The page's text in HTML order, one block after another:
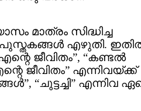
മാത്രം സിദ്ധിച്ച
എഴുതി.
ജീവിതം”, “കണ്ടൽ
ജീവിതം” എന്നിവയ്ക്ക്
“ചുട്ടച്ചി” എന്നിവ